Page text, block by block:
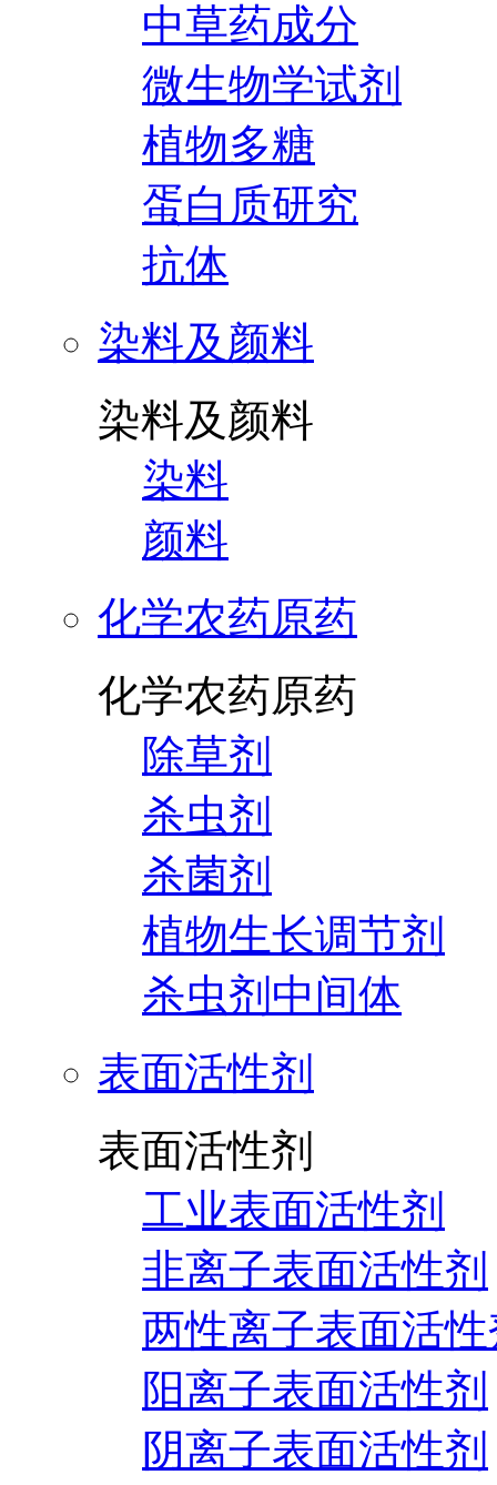
中草药成分
微生物学试剂
植物多糖
蛋白质研究
抗体
染料及颜料
染料及颜料
染料
颜料
化学农药原药
化学农药原药
除草剂
杀虫剂
杀菌剂
植物生长调节剂
杀虫剂中间体
表面活性剂
表面活性剂
工业表面活性剂
非离子表面活性剂
两性离子表面活
阳离子表面活性剂
阴离子表面活性剂